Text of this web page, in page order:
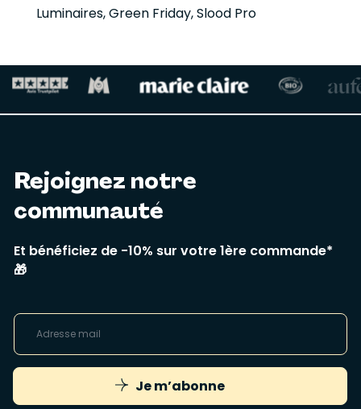
Luminaires,Green Friday,Slood Pro
Rejoignez notre
communauté
Et bénéficiez de -10% sur votre 1ère commande*
🎁
Je m’abonne